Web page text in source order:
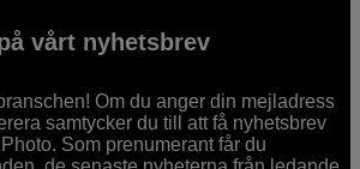
vårt nyhetsbrev
Om du anger din mejladress
samtycker du till att få nyhetsbrev
Som prenumerant får du